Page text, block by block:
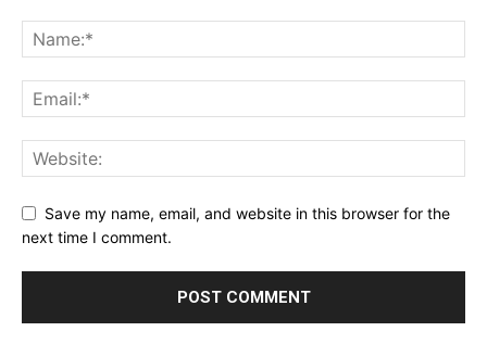
Save my name, email, and website in this browser for the
next time I comment.